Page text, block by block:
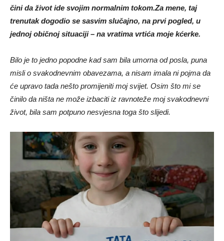
čini da život ide svojim normalnim tokom.Za mene, taj
trenutak dogodio se sasvim slučajno, na prvi pogled, u
jednoj običnoj situaciji – na vratima vrtića moje kćerke.
Bilo je to jedno popodne kad sam bila umorna od posla, puna
misli o svakodnevnim obavezama, a nisam imala ni pojma da
će upravo tada nešto promijeniti moj svijet. Osim što mi se
činilo da ništa ne može izbaciti iz ravnoteže moj svakodnevni
život, bila sam potpuno nesvjesna toga što slijedi.